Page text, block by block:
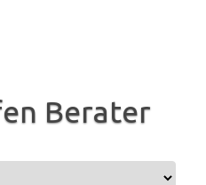
Berater